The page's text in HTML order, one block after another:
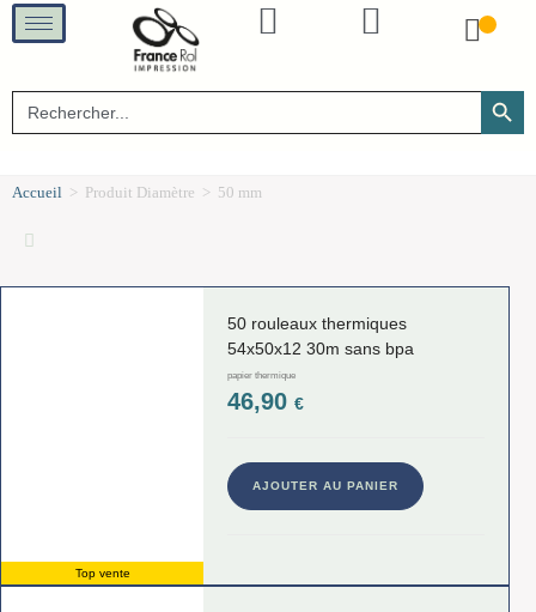
Search
for:
SEARCH
Accueil > Produit Diamètre > 50 mm
Top vente
50 rouleaux thermiques
54x50x12 30m sans bpa
papier thermique
46,90€
AJOUTER AU PANIER